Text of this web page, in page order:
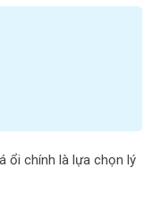
ổi chính là lựa chọn lý